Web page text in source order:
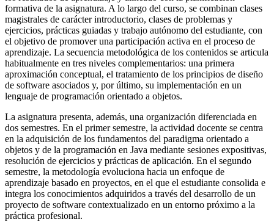
formativa de la asignatura. A lo largo del curso, se combinan clases
magistrales de carácter introductorio, clases de problemas y
ejercicios, prácticas guiadas y trabajo autónomo del estudiante, con
el objetivo de promover una participación activa en el proceso de
aprendizaje. La secuencia metodológica de los contenidos se articula
habitualmente en tres niveles complementarios: una primera
aproximación conceptual, el tratamiento de los principios de diseño
de software asociados y, por último, su implementación en un
lenguaje de programación orientado a objetos.
La asignatura presenta, además, una organización diferenciada en
dos semestres. En el primer semestre, la actividad docente se centra
en la adquisición de los fundamentos del paradigma orientado a
objetos y de la programación en Java mediante sesiones expositivas,
resolución de ejercicios y prácticas de aplicación. En el segundo
semestre, la metodología evoluciona hacia un enfoque de
aprendizaje basado en proyectos, en el que el estudiante consolida e
integra los conocimientos adquiridos a través del desarrollo de un
proyecto de software contextualizado en un entorno próximo a la
práctica profesional.